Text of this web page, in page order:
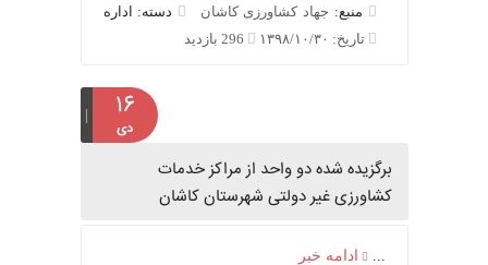
منبع:جهاد کشاورزی کاشان
دسته: اداره
تاریخ: ۱۳۹۸/۱۰/۳۰
296 بازدید
۱۶
برگزیده شده دو واحد از مراکز خدمات
کشاورزی غیر دولتی شهرستان کاشان
ادامه خبر